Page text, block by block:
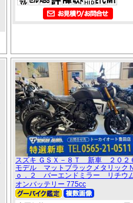
スズキ ＧＳＸ－８Ｔ 新車 ２０２
モデル マットブラックメタリック
ｏ．２ バーエンドミラー リチウ
オンバッテリー 775cc